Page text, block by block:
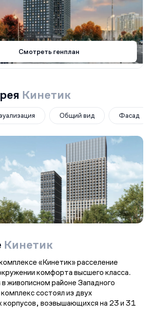
Смотреть генплан
Кинетик
Общий вид Фасад
Кинетик
«Кинетик» расселение
комфорта высшего класса.
живописном районе Западного
состоял из двух
корпусов, возвышающихся на 23 и 31